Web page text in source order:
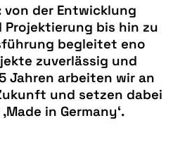
von der Entwicklung
bis hin zu
begleitet eno
zuverlässig und
Jahren arbeiten wir an
und setzen dabei
in Germany‘.